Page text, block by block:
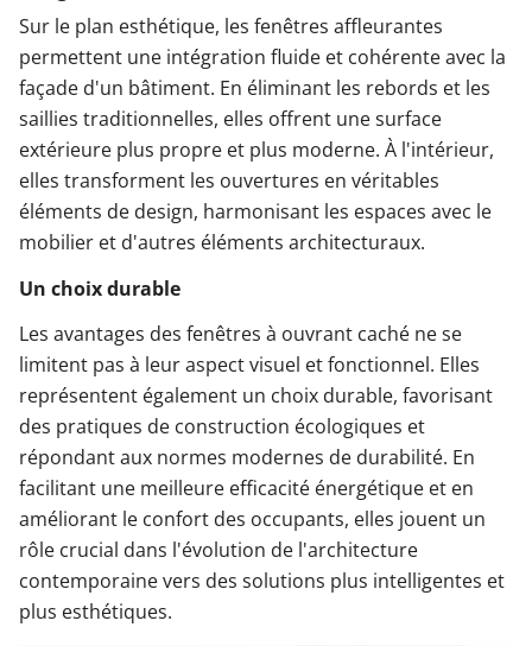
Sur le plan esthétique, les fenêtres affleurantes
permettent une intégration fluide et cohérente avec la
façade d'un bâtiment. En éliminant les rebords et les
saillies traditionnelles, elles offrent une surface
extérieure plus propre et plus moderne. À l'intérieur,
elles transforment les ouvertures en véritables
éléments de design, harmonisant les espaces avec le
mobilier et d'autres éléments architecturaux.
Un choix durable
Les avantages des fenêtres à ouvrant caché ne se
limitent pas à leur aspect visuel et fonctionnel. Elles
représentent également un choix durable, favorisant
des pratiques de construction écologiques et
répondant aux normes modernes de durabilité. En
facilitant une meilleure efficacité énergétique et en
améliorant le confort des occupants, elles jouent un
rôle crucial dans l'évolution de l'architecture
contemporaine vers des solutions plus intelligentes et
plus esthétiques.